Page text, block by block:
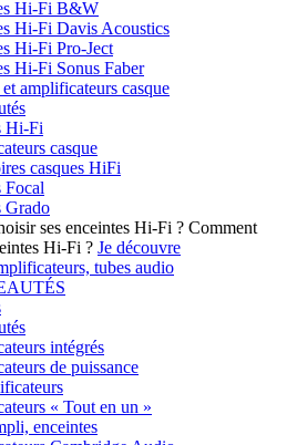
Hi-Fi B&W
Hi-Fi Davis Acoustics
Hi-Fi Pro-Ject
Hi-Fi Sonus Faber
amplificateurs casque
Hi-Fi
casque
casques HiFi
Focal
Grado
Comment
Hi-Fi ? Je découvre
tubes audio
intégrés
de puissance
« Tout en un »
enceintes